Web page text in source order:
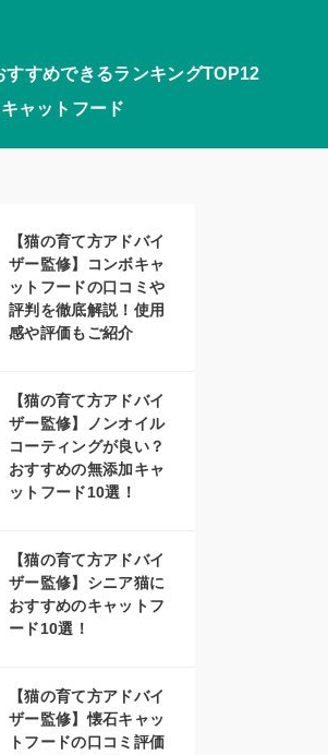
すすめできるランキングTOP12
ャットフード
【猫の育て方アドバイ
ザー監修】コンボキャ
ットフードの口コミや
評判を徹底解説！使用
感や評価もご紹介
【猫の育て方アドバイ
ザー監修】ノンオイル
コーティングが良い？
おすすめの無添加キャ
ットフード10選！
【猫の育て方アドバイ
ザー監修】シニア猫に
おすすめのキャットフ
ード10選！
【猫の育て方アドバイ
ザー監修】懐石キャッ
トフードの口コミ評価